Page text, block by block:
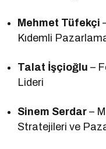
Mehmet Tüfekçi
Kıdemli
Talat İşçioğlu –
Lideri
Sinem Serdar –
Stratejileri ve